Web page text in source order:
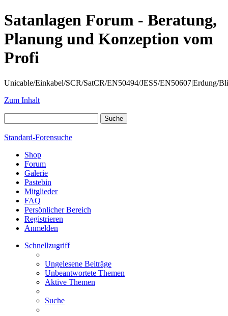
Satanlagen Forum - Beratung,
Planung und Konzeption vom
Profi
Unicable/Einkabel/SCR/SatCR/EN50494/JESS/EN50607|Erdung/
Zum Inhalt
Standard-Forensuche
Shop
Forum
Galerie
Pastebin
Mitglieder
FAQ
Persönlicher Bereich
Registrieren
Anmelden
Schnellzugriff
Ungelesene Beiträge
Unbeantwortete Themen
Aktive Themen
Suche